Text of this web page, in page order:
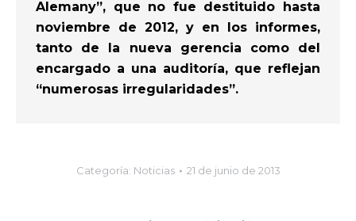
Alemany”, que no fue destituido hasta
noviembre de 2012, y en los informes,
tanto de la nueva gerencia como del
encargado a una auditoría, que reflejan
“numerosas irregularidades”.
Categoría: Noticias 21 de junio de 2013